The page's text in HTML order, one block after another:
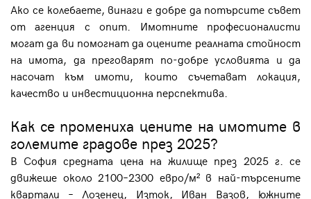
Ако се колебаете, винаги е добре да потърсите съвет
от агенция с опит. Имотните професионалисти
могат да ви помогнат да оцените реалната стойност
на имота, да преговарят по-добре условията и да
насочат към имоти, които съчетават локация,
качество и инвестиционна перспектива.
Как се промениха цените на имотите в
големите градове през 2025?
В София средната цена на жилище през 2025 г. се
движеше около 2100–2300 евро/м² в най-търсените
квартали – Лозенец, Изток, Иван Вазов, южните